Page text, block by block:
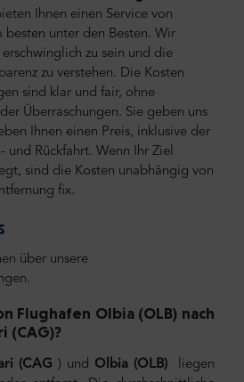
Ihnen einen Service von
unter den Besten. Wir
zu sein und die
zu verstehen. Die Kosten
sind klar und fair, ohne
Überraschungen. Sie geben uns
Ihnen einen Preis, inklusive der
Rückfahrt. Wenn Ihr Ziel
sind die Kosten unabhängig von
fix.
über unsere
Flughafen Olbia (OLB) nach
(CAG)?
(CAG ) und Olbia (OLB)
liegen